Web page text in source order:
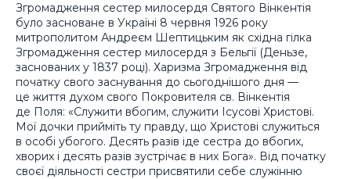
Згромадження сестер милосердя Святого Вінкентія
було засноване в Україні 8 червня 1926 року
митрополитом Андреєм Шептицьким як східна гілка
Згромадження сестер милосердя з Бельгії (Деньзе,
заснованих у 1837 році). Харизма Згромадження від
початку свого заснування до сьогоднішого дня —
це життя духом свого Покровителя св. Вінкентія
де Поля: «Служити вбогим, служити Ісусові Христові.
Мої дочки прийміть ту правду, що Христові служиться
в особі убогого. Десять разів іде сестра до вбогих,
хворих і десять разів зустрічає в них Бога». Від початку
своєї діяльності сестри присвятили себе служінню